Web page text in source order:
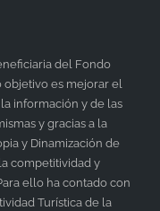
del Fondo
objetivo es mejorar el
información y de las
y gracias a la
y Dinamización de
competitividad y
ello ha contado con
Turística de la